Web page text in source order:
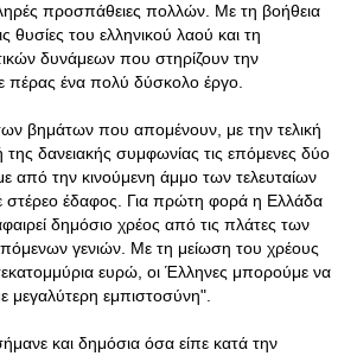
προσπάθειες πολλών. Με τη βοήθεια
θυσίες του ελληνικού λαού και τη
δυνάμεων που στηρίζουν την
πέρας ένα πολύ δύσκολο έργο.
βημάτων που απομένουν, με την τελική
δανειακής συμφωνίας τις επόμενες δύο
από την κινούμενη άμμο των τελευταίων
στέρεο έδαφος. Για πρώτη φορά η Ελλάδα
δημόσιο χρέος από τις πλάτες των
γενιών. Με τη μείωση του χρέους
ευρώ, οι Έλληνες μπορούμε να
μεγαλύτερη εμπιστοσύνη".
και δημόσια όσα είπε κατά την